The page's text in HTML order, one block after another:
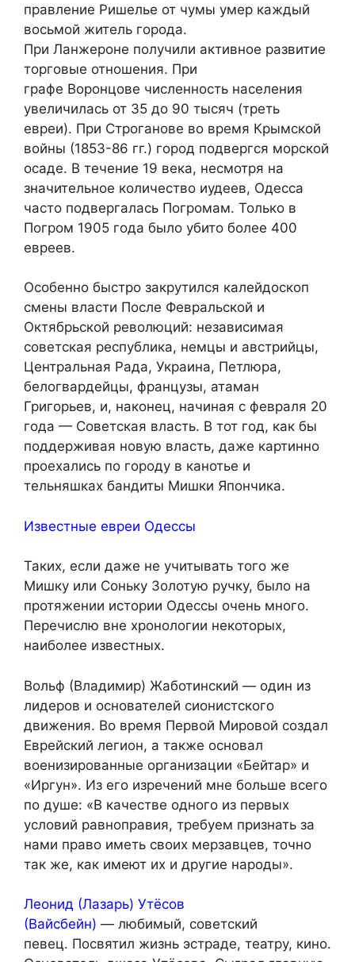
правление Ришелье от чумы умер каждый
восьмой житель города.
При Ланжероне получили активное развитие
торговые отношения. При
графе Воронцове численность населения
увеличилась от 35 до 90 тысяч (треть
евреи). При Строганове во время Крымской
войны (1853-86 гг.) город подвергся морской
осаде. В течение 19 века, несмотря на
значительное количество иудеев, Одесса
часто подвергалась Погромам. Только в
Погром 1905 года было убито более 400
евреев.
Особенно быстро закрутился калейдоскоп
смены власти После Февральской и
Октябрьской революций: независимая
советская республика, немцы и австрийцы,
Центральная Рада, Украина, Петлюра,
белогвардейцы, французы, атаман
Григорьев, и, наконец, начиная с февраля 20
года — Советская власть. В тот год, как бы
поддерживая новую власть, даже картинно
проехались по городу в канотье и
тельняшках бандиты Мишки Япончика.
Известные евреи Одессы
Таких, если даже не учитывать того же
Мишку или Соньку Золотую ручку, было на
протяжении истории Одессы очень много.
Перечислю вне хронологии некоторых,
наиболее известных.
Вольф (Владимир) Жаботинский — один из
лидеров и основателей сионистского
движения. Во время Первой Мировой создал
Еврейский легион, а также основал
военизированные организации «Бейтар» и
«Иргун». Из его изречений мне больше всего
по душе: «В качестве одного из первых
условий равноправия, требуем признать за
нами право иметь своих мерзавцев, точно
так же, как имеют их и другие народы».
Леонид (Лазарь) Утёсов
(Вайсбейн) — любимый, советский
певец. Посвятил жизнь эстраде, театру, кино.